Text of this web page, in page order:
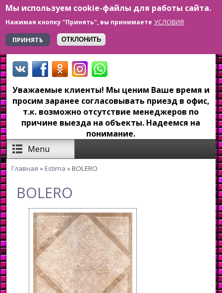
Мы используем cookie-файлы для работы сайта.
Нажимая кнопку "Принять", вы принимаете УСЛОВИЯ
ПРИНЯТЬ
ОТКЛОНИТЬ
Перейти к основному содержанию
+7 923 179-6-279
Уважаемые клиенты! Мы ценим Ваше время и
просим заранее согласовывать приезд в офис,
т.к. возможно отсутствие менеджеров по
причине выезда на объекты. Надеемся на
понимание.
Menu
Главная »Estima » BOLERO
BOLERO